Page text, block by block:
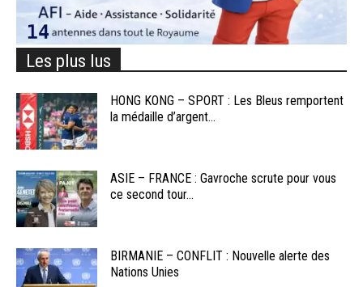
Les plus lus
HONG KONG – SPORT : Les Bleus remportent
la médaille d’argent...
ASIE – FRANCE : Gavroche scrute pour vous
ce second tour...
BIRMANIE – CONFLIT : Nouvelle alerte des
Nations Unies